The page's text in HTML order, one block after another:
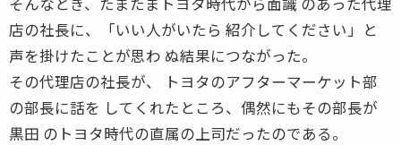
店の社長に、「いい人がいたら 紹介してください」と
声を掛けたことが思わ ぬ結果につながった。
その代理店の社長が、 トヨタのアフターマーケット部
の部長に話を してくれたところ、偶然にもその部長が
黒田 のトヨタ時代の直属の上司だったのである。